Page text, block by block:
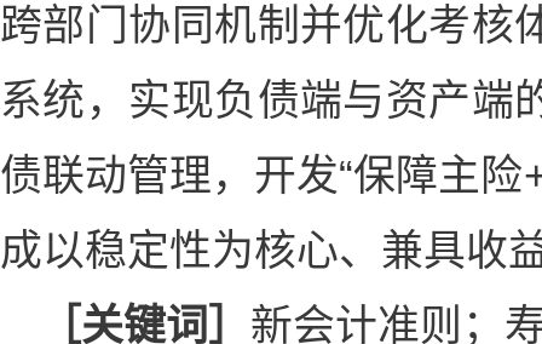
跨部门协同机制并优化考核
系统，实现负债端与资产端
债联动管理，开发“保障主
成以稳定性为核心、兼具收
［关键词］ 新会计准则；